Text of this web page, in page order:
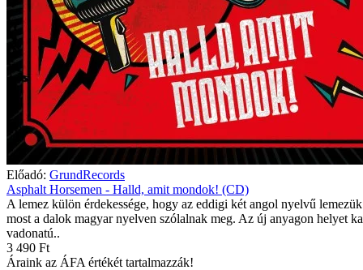
Előadó: GrundRecords
Asphalt Horsemen - Halld, amit mondok! (CD)
A lemez külön érdekessége, hogy az eddigi két angol nyelvű
most a dalok magyar nyelven szólalnak meg. Az új anyagon helyet
vadonatú..
3 490 Ft
Áraink az ÁFA értékét tartalmazzák!